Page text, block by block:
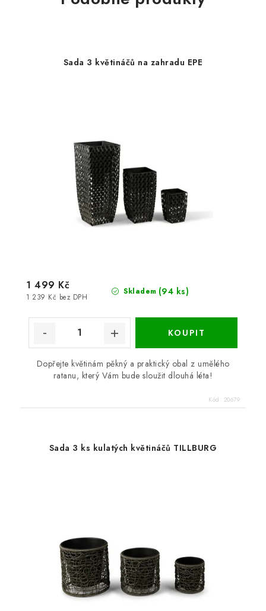
Sada 3 květináčů na zahradu EPE
Skladem (94 ks)
1 239 Kč bez DPH
1 499 Kč
Dopřejte květinám pěkný a praktický obal z umělého
ratanu, který Vám bude sloužit dlouhá léta!
Kód: 20679
Sada 3 ks kulatých květináčů TILLBURG